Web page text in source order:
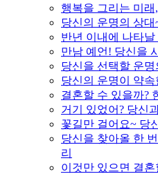
행복을 그리는 미
당신의 운명의 상대
반년 이내에 나타
만남 예언! 당신을
당신을 선택할 운
당신의 운명이 약
결혼할 수 있을까?
거기 있었어? 당신
꽃길만 걸어요~ 당
당신을 찾아올 한
리
이것만 있으면 결